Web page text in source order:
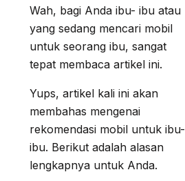
Wah, bagi Anda ibu- ibu atau
yang sedang mencari mobil
untuk seorang ibu, sangat
tepat membaca artikel ini.
Yups, artikel kali ini akan
membahas mengenai
rekomendasi mobil untuk ibu-
ibu. Berikut adalah alasan
lengkapnya untuk Anda.